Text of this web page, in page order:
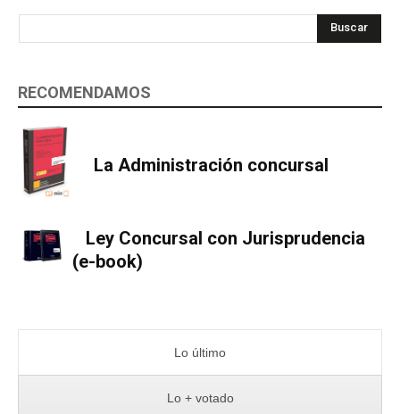
Buscar
RECOMENDAMOS
La Administración concursal
Ley Concursal con Jurisprudencia
(e-book)
Lo último
Lo + votado